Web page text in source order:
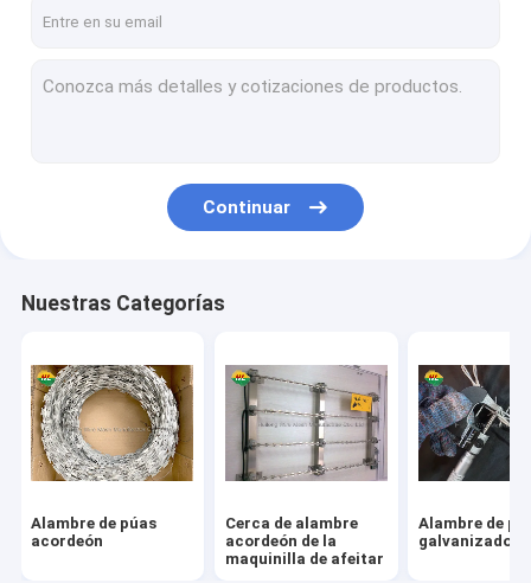
Barrera MZP de Putanka
Mesh Fence soldado con autógena
malla de alambre de la junta de bisagra
Alambre obligatorio del hierro
Barreras defensivas de Hesco
Continuar
Nuestras Categorías
Alambre de púas
acordeón
Cerca de alambre
acordeón de la
maquinilla de afeitar
Alambre de
galvanizado